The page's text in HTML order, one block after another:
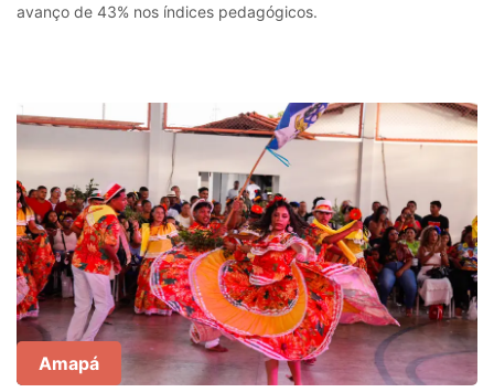
avanço de 43% nos índices pedagógicos.
Amapá